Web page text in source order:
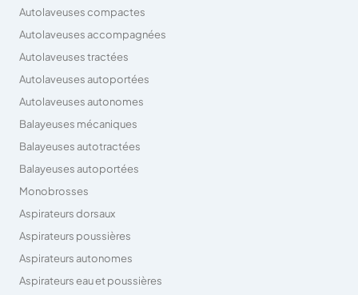
Autolaveuses compactes
Autolaveuses accompagnées
Autolaveuses tractées
Autolaveuses autoportées
Autolaveuses autonomes
Balayeuses mécaniques
Balayeuses autotractées
Balayeuses autoportées
Monobrosses
Aspirateurs dorsaux
Aspirateurs poussières
Aspirateurs autonomes
Aspirateurs eau et poussières